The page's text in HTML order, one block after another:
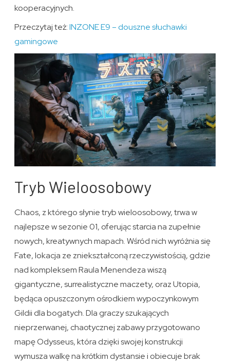
kooperacyjnych.
Przeczytaj też:INZONE E9 – douszne słuchawki
gamingowe
Tryb Wieloosobowy
Chaos, z którego słynie tryb wieloosobowy, trwa w
najlepsze w sezonie 01, oferując starcia na zupełnie
nowych, kreatywnych mapach. Wśród nich wyróżnia się
Fate, lokacja ze zniekształconą rzeczywistością, gdzie
nad kompleksem Raula Menendeza wiszą
gigantyczne, surrealistyczne maczety, oraz Utopia,
będąca opuszczonym ośrodkiem wypoczynkowym
Gildii dla bogatych. Dla graczy szukających
nieprzerwanej, chaotycznej zabawy przygotowano
mapę Odysseus, która dzięki swojej konstrukcji
wymusza walkę na krótkim dystansie i obiecuje brak